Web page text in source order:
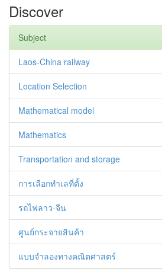
Discover
Subject
Laos-China railway
Location Selection
Mathematical model
Mathematics
Transportation and storage
การเลือกทำเลที่ตั้ง
รถไฟลาว-จีน
ศูนย์กระจายสินค้า
แบบจำลองทางคณิตศาสตร์